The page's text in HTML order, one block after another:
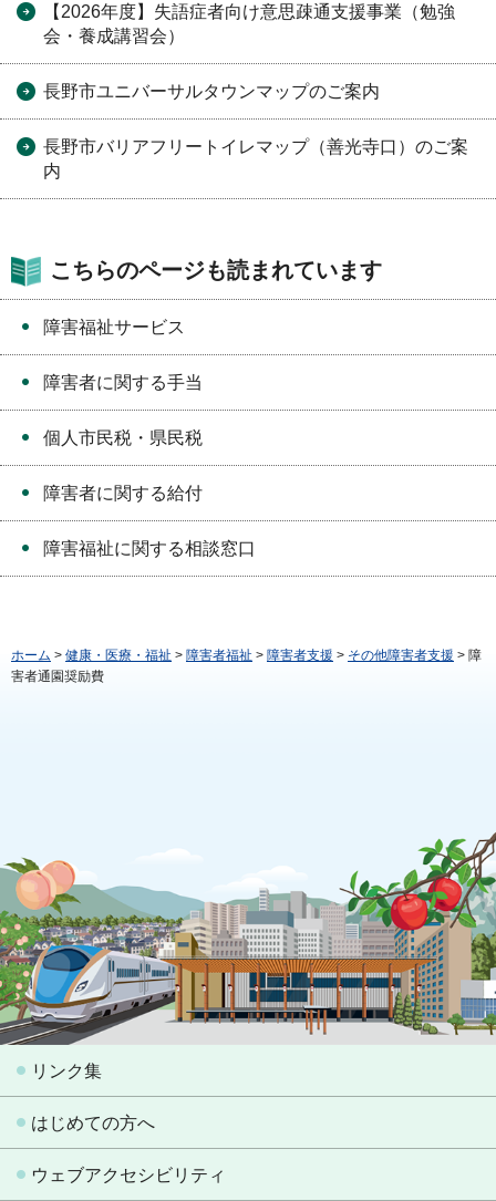
【2026年度】失語症者向け意思疎通支援事業（勉強
会・養成講習会）
長野市ユニバーサルタウンマップのご案内
長野市バリアフリートイレマップ（善光寺口）のご案
内
こちらのページも読まれています
障害福祉サービス
障害者に関する手当
個人市民税・県民税
障害者に関する給付
障害福祉に関する相談窓口
ホーム > 健康・医療・福祉 > 障害者福祉 > 障害者支援 > その他障害者支援 > 障
害者通園奨励費
リンク集
はじめての方へ
ウェブアクセシビリティ